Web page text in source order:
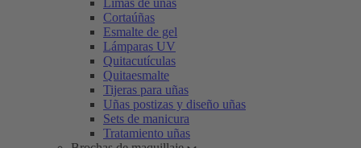
Limas de uñas
Cortaúñas
Esmalte de gel
Lámparas UV
Quitacutículas
Quitaesmalte
Tijeras para uñas
Uñas postizas y diseño uñas
Sets de manicura
Tratamiento uñas